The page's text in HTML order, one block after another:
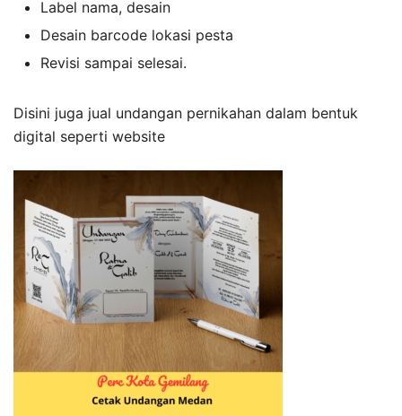
Label nama, desain
Desain barcode lokasi pesta
Revisi sampai selesai.
Disini juga jual undangan pernikahan dalam bentuk
digital seperti website